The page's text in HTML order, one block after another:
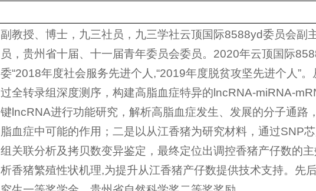
副教授、博士，九三社员，九三学社云顶国际8588yd委员会副
员，贵州省十届、十一届青年委员会委员。2020年云顶国际
委“2018年度社会服务先进个人,“2019年度脱贫攻坚先进个人”
过全转录组深度测序，构建高脂血症特异的lncRNA-miRNA-
键lncRNA进行功能研究，解析高脂血症发生、发展的分子通路
脂血症中可能的作用；二是以从江香猪为研究材料，通过SNP
组关联分析及拷贝数变异鉴定，最终定位出调控香猪产仔数的
析香猪繁殖性状机理,为提升从江香猪产仔数提供技术支持。先